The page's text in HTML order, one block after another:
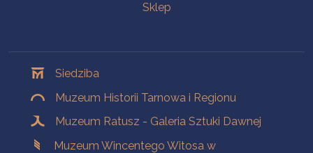
Sklep
Siedziba
Muzeum Historii Tarnowa i Regionu
Muzeum Ratusz - Galeria Sztuki Dawnej
Muzeum Wincentego Witosa w